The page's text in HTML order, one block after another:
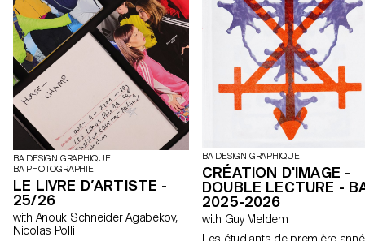
BA DESIGN GRAPHIQUE
BA PHOTOGRAPHIE
LE LIVRE D’ARTISTE -
25/26
with Anouk Schneider Agabekov,
Nicolas Polli
BA DESIGN GRAPHIQUE
CRÉATION D'IMAGE -
DOUBLE LECTURE -
2025-2026
with Guy Meldem